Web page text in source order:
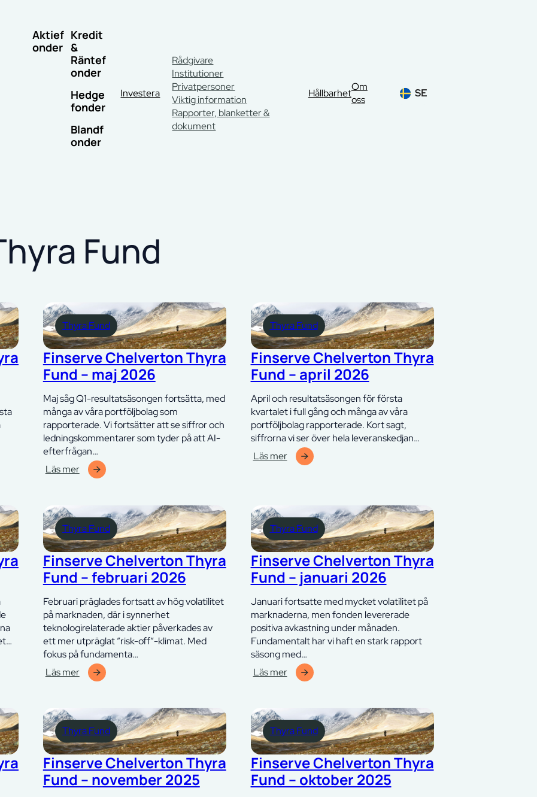
Aktief
onder
Kredit
&
Räntef
onder
Hedge
fonder
Blandf
onder
Investera
Rådgivare
Institutioner
Privatpersoner
Viktig information
Rapporter, blanketter &
dokument
Hållbarhet
Om
oss
SE
Fund
Thyra Fund
Finserve Chelverton Thyra
Fund – maj 2026
Maj såg Q1-resultatsäsongen fortsätta, med
många av våra portföljbolag som
rapporterade. Vi fortsätter att se siffror och
ledningskommentarer som tyder på att AI-
efterfrågan…
Läs mer
Thyra
Fund
–
maj
2026
Thyra Fund
Finserve Chelverton Thyra
Fund – april 2026
April och resultatsäsongen för första
kvartalet i full gång och många av våra
portföljbolag rapporterade. Kort sagt,
siffrorna vi ser över hela leveranskedjan…
Läs mer
Fund
–
april
2026
Thyra Fund
Finserve Chelverton Thyra
Fund – februari 2026
Februari präglades fortsatt av hög volatilitet
på marknaden, där i synnerhet
teknologirelaterade aktier påverkades av
ett mer utpräglat ”risk-off”-klimat. Med
fokus på fundamenta…
Läs mer
Thyra
Fund
–
februari
2026
Thyra Fund
Finserve Chelverton Thyra
Fund – januari 2026
Januari fortsatte med mycket volatilitet på
marknaderna, men fonden levererade
positiva avkastning under månaden.
Fundamentalt har vi haft en stark rapport
säsong med…
Läs mer
Thyra
Fund
–
januari
2026
Thyra Fund
Finserve Chelverton Thyra
Fund – november 2025
Thyra Fund
Finserve Chelverton Thyra
Fund – oktober 2025